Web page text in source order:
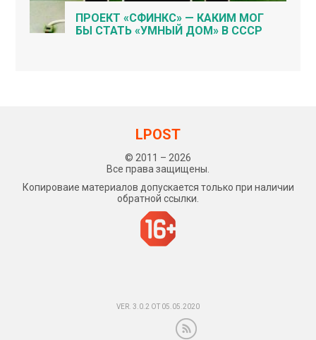
ПРОЕКТ «СФИНКС» — КАКИМ МОГ
БЫ СТАТЬ «УМНЫЙ ДОМ» В СССР
LPOST
© 2011 – 2026
Все права защищены.
Копироваие материалов допускается только при наличии
обратной ссылки.
VER. 3.0.2 ОТ 05.05.2020